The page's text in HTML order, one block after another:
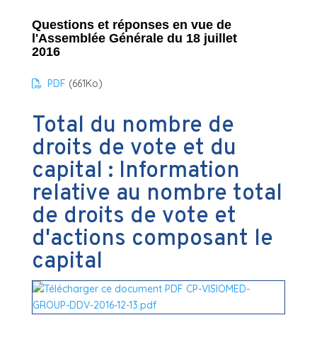
Questions et réponses en vue de
l'Assemblée Générale du 18 juillet
2016
PDF (661Ko)
Total du nombre de
droits de vote et du
capital : Information
relative au nombre total
de droits de vote et
d'actions composant le
capital